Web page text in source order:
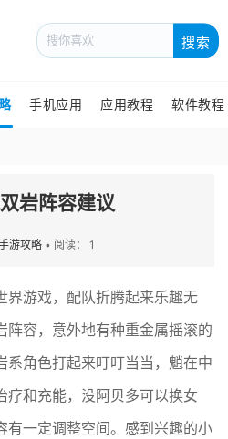
搜索
手机应用 应用教程 软件教程
岩阵容建议
游攻略 • 阅读： 1
界游戏，配队折腾起来乐趣无
阵容，意外地有种重金属摇滚的
系角色打起来叮叮当当，魈在中
疗和充能，没阿贝多可以换女
有一定调整空间。感到兴趣的小